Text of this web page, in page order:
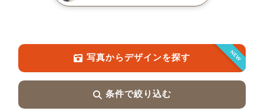
NEW
写真からデザインを探す
条件で絞り込む